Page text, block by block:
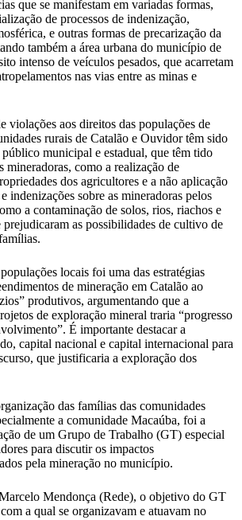
que se manifestam em variadas formas,
de processos de indenização,
e outras formas de precarização da
também a área urbana do município de
intenso de veículos pesados, que acarretam
nas vias entre as minas e
violações aos direitos das populações de
rurais de Catalão e Ouvidor têm sido
municipal e estadual, que têm tido
mineradoras, como a realização de
dos agricultores e a não aplicação
indenizações sobre as mineradoras pelos
a contaminação de solos, rios, riachos e
prejudicaram as possibilidades de cultivo de
locais foi uma das estratégias
de mineração em Catalão ao
produtivos, argumentando que a
de exploração mineral traria “progresso
É importante destacar a
capital nacional e capital internacional para
que justificaria a exploração dos
das famílias das comunidades
a comunidade Macaúba, foi a
de um Grupo de Trabalho (GT) especial
para discutir os impactos
pela mineração no município.
Mendonça (Rede), o objetivo do GT
a qual se organizavam e atuavam no